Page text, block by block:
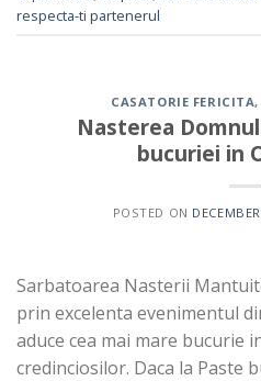
respecta-ti partenerul
CASATORIE FERICITA,
Nasterea
bucuriei in
POSTED ON
Sarbatoarea Nasterii
prin excelenta evenimentul
aduce cea mai mare bucurie
credinciosilor. Daca la Paste